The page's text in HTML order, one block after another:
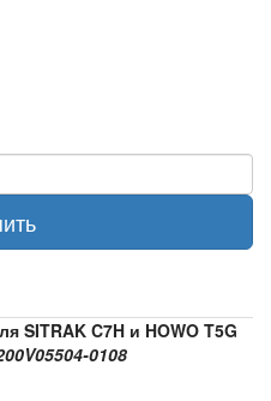
SITRAK C7H и HOWO T5G